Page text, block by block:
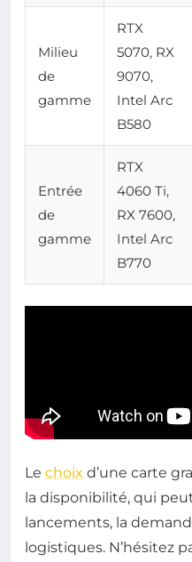
Milieu
de
gamme
RTX
5070, RX
9070,
Intel Arc
B580
Entrée
de
gamme
RTX
4060 Ti,
RX 7600,
Intel Arc
B770
Le choix d’une carte
la disponibilité, qui
lancements, la
logistiques. N’hésitez